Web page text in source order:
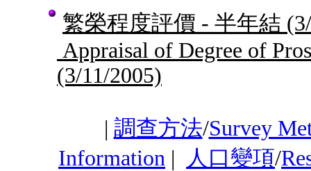
繁榮程度評價 - 半年結
Appraisal of Degree of
(3/11/2005)
| 調查方法/Survey
Information | 人口變項/